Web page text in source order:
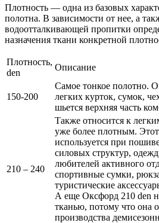
Плотность — одна из базовых
полотна. В зависимости от нее, а
водоотталкивающей пропитки
назначения ткани конкретной
Плотность,
den
Описание
150-200
Самое тонкое полотно.
легких курток, сумок,
шьется верхняя часть
210 – 240
Также относится к
уже более плотным.
используется при
силовых структур,
любителей активного
спортивные сумки,
туристические
А еще Оксфорд 210 den
тканью, потому что она
производства